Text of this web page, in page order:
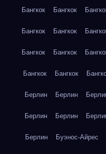
Бангкок Бангкок
Бангкок Бангкок
Бангкок Бангкок
Бангкок Бангкок
Берлин Берлин
Берлин Берлин
Берлин Буэнос-Айрес